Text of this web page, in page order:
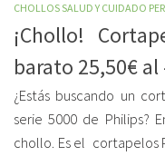
CHOLLOS SALUD Y CUIDADO
¡Chollo!
barato 25,50€
¿Estás buscando un
serie 5000 de Philips?
chollo. Es el cortapelos